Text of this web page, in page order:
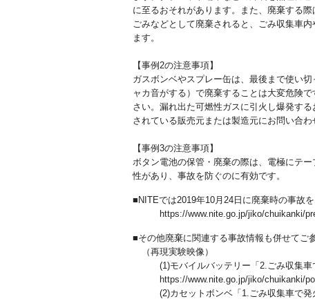
に至るおそれがあります。また、廃棄する
ごみなどとして廃棄されると、ごみ収集車
ます。
【事例2の注意事項】
ガスボンベやスプレー缶は、最後まで使い
ャカ音がする）で廃棄することは大変危険
さい。漏れ出た可燃性ガスに引火し爆発す
されている販売元または製造元にお問い合
【事例3の注意事項】
ボタン電池の保管・廃棄の際は、電極にテ
性があり、事故を防ぐのに有効です。
■NITEでは2019年10月24日に廃棄時の事故
https://www.nite.go.jp/jiko/chuikanki/
■その他廃棄に関連する事故情報も併せてご
（再現実験映像）
(1)モバイルバッテリー「2.ごみ収集車
https://www.nite.go.jp/jiko/chuikanki/
(2)カセットボンベ「1.ごみ収集車で発